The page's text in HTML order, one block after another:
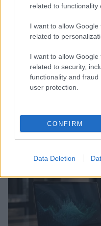
related to functionality
I want to allow
related to
I want to allow
related to security,
functionality and
user protection.
CONFIRM
Data Deletion
Israele e Trump
Edoardo Marchesi · 7 Ago 2026